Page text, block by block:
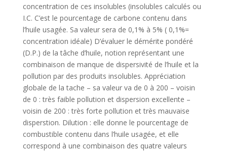
concentration de ces insolubles (insolubles calculés ou
I.C. C’est le pourcentage de carbone contenu dans
l’huile usagée. Sa valeur sera de 0,1% à 5% ( 0,1%=
concentration idéale) D’évaluer le démérite pondéré
(D.P.) de la tâche d’huile, notion représentant une
combinaison de manque de dispersivité de l’huile et la
pollution par des produits insolubles. Appréciation
globale de la tache – sa valeur va de 0 à 200 – voisin
de 0 : très faible pollution et dispersion excellente –
voisin de 200 : très forte pollution et très mauvaise
disperstion. Dilution : elle donne le pourcentage de
combustible contenu dans l’huile usagée, et elle
correspond à une combinaison des quatre valeurs